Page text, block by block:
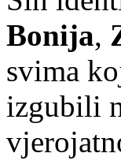
Bonija,
svima
izgubili